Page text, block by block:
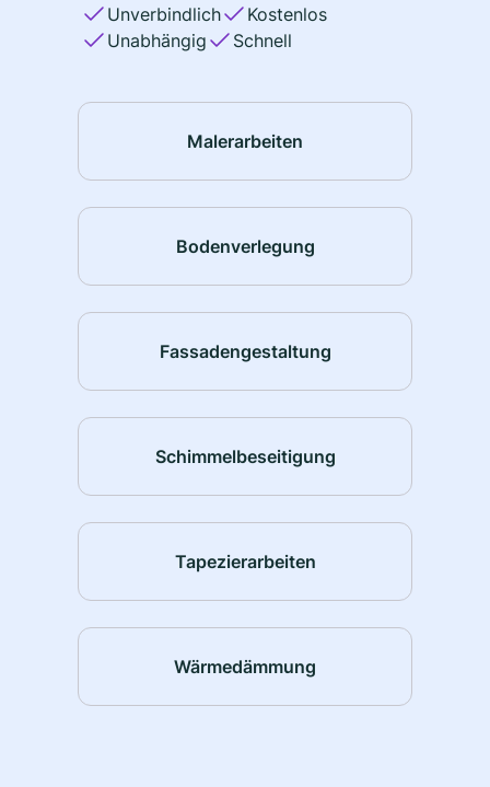
Unverbindlich
Kostenlos
Unabhängig
Schnell
Malerarbeiten
Bodenverlegung
Fassadengestaltung
Schimmelbeseitigung
Tapezierarbeiten
Wärmedämmung